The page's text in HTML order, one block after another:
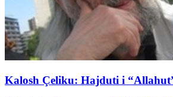
Kalosh Çeliku: Hajduti i